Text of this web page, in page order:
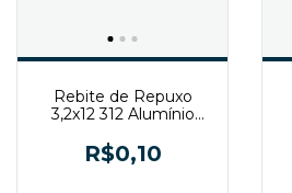
Rebite de Repuxo
3,2x12 312 Alumínio
R$0,10